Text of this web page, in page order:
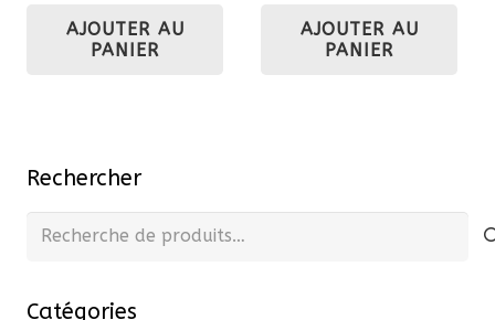
était :
133,10 €.
AJOUTER AU
PANIER
était :
332,75 €.
AJOUTER AU
PANIER
Rechercher
Recherche
Catégories